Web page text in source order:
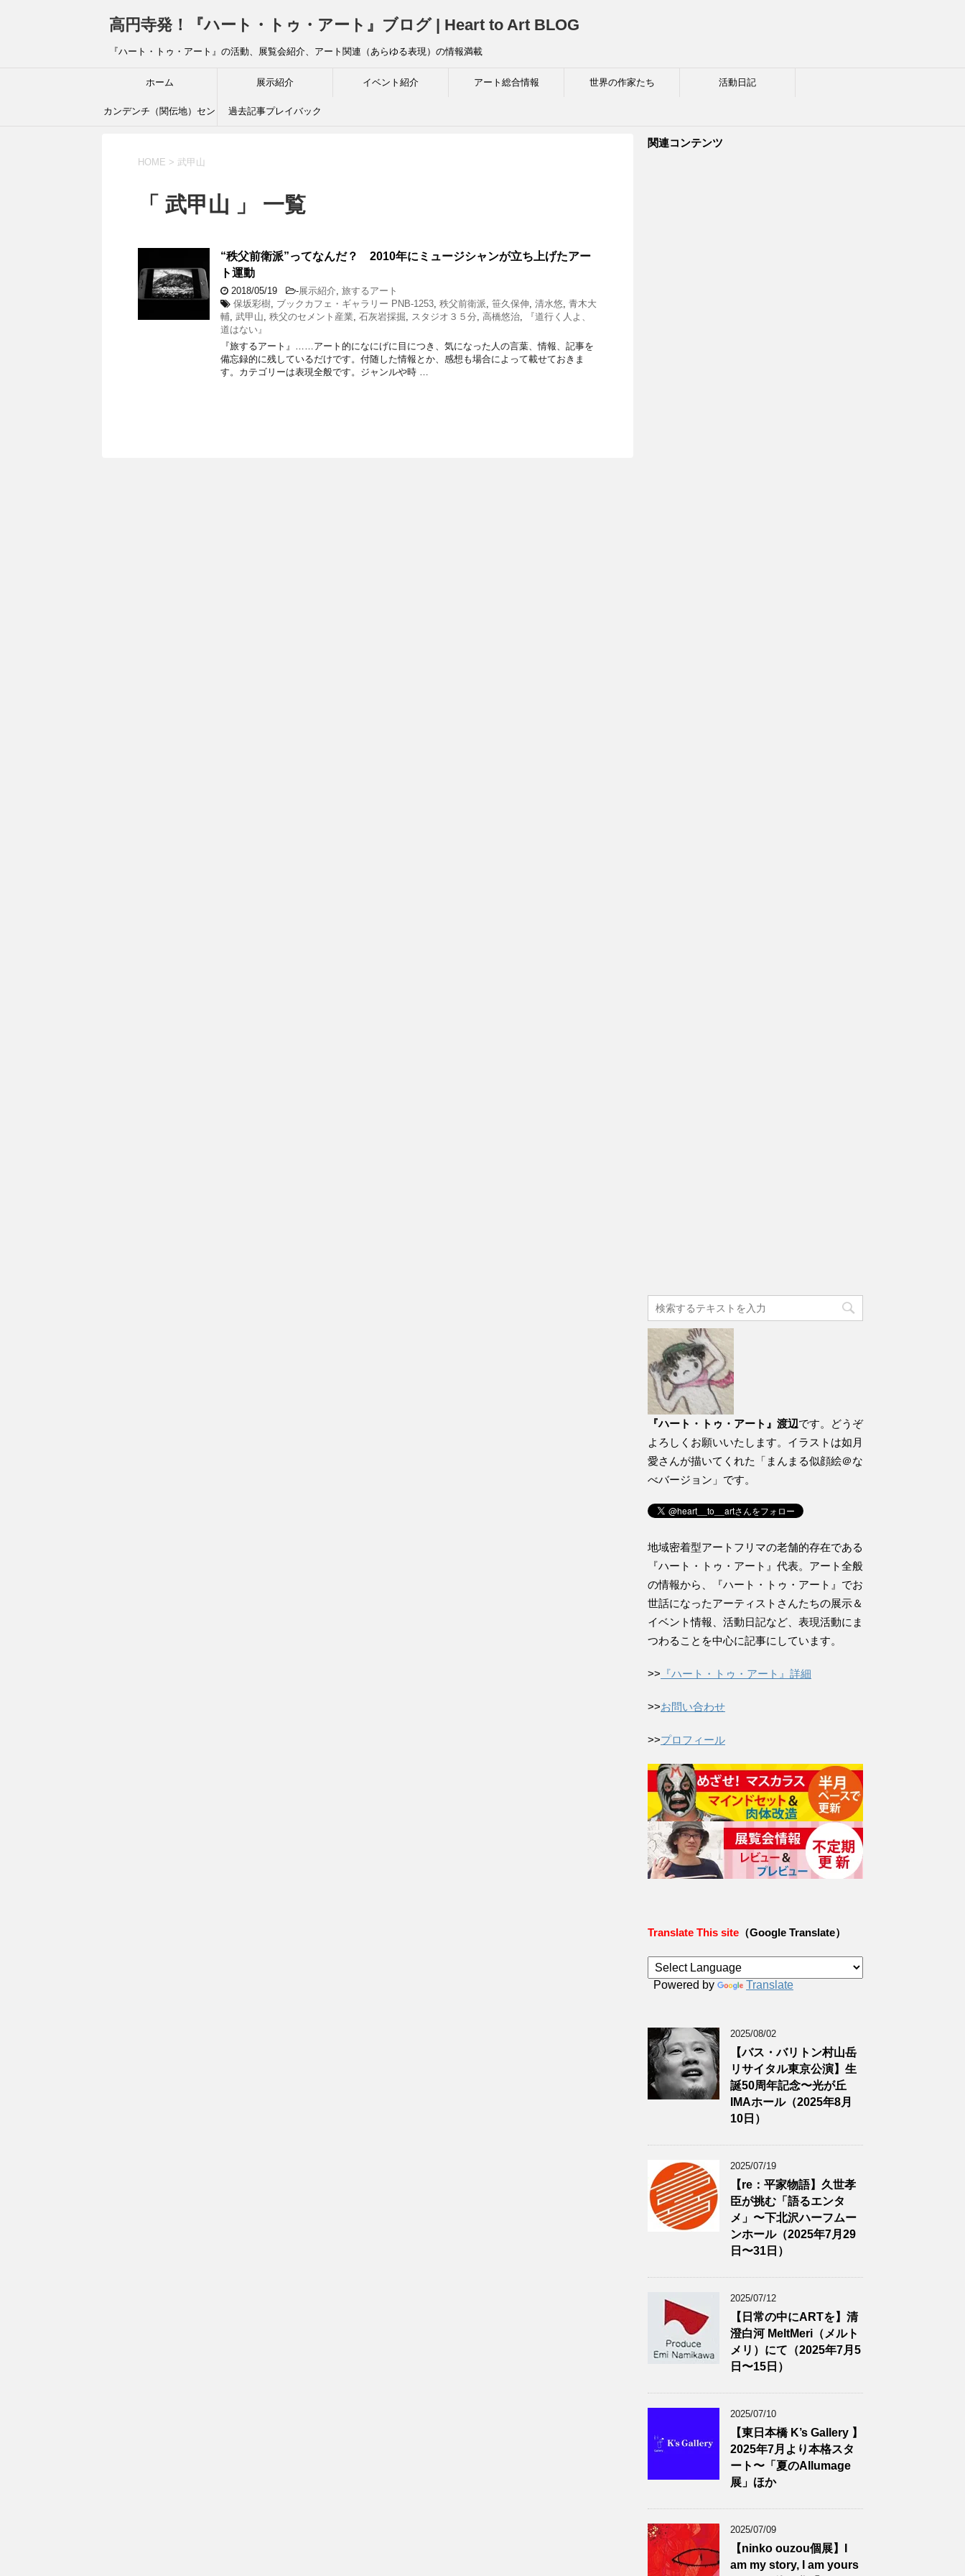
高円寺発！『ハート・トゥ・アート』ブログ | Heart to Art BLOG
『ハート・トゥ・アート』の活動、展覧会紹介、アート関連（あらゆる表現）の情報満載
ホーム 展示紹介 イベント紹介 アート総合情報 世界の作家たち 活動日記
カンデンチ（関伝地）セン 過去記事プレイバック
HOME > 武甲山
「 武甲山 」 一覧
“秩父前衛派”ってなんだ？ 2010年にミュージシャンが立ち上げたアー
ト運動
2018/05/19 -展示紹介, 旅するアート
保坂彩樹, ブックカフェ・ギャラリー PNB-1253, 秩父前衛派, 笹久保伸, 清水悠, 青木大
輔, 武甲山, 秩父のセメント産業, 石灰岩採掘, スタジオ３５分, 高橋悠治,
『道行く人よ、
道はない』
『旅するアート』……アート的になにげに目につき、気になった人の言葉、情報、記事を
備忘録的に残しているだけです。付随した情報とか、感想も場合によって載せておきま
す。カテゴリーは表現全般です。ジャンルや時 …
関連コンテンツ
『ハート・トゥ・アート』渡辺です。どうぞ
よろしくお願いいたします。イラストは如月
愛さんが描いてくれた「まんまる似顔絵＠な
べバージョン」です。
地域密着型アートフリマの老舗的存在である
『ハート・トゥ・アート』代表。アート全般
の情報から、『ハート・トゥ・アート』でお
世話になったアーティストさんたちの展示＆
イベント情報、活動日記など、表現活動にま
つわることを中心に記事にしています。
>> 『ハート・トゥ・アート』詳細
>>お問い合わせ
>>プロフィール
Translate This site （Google Translate）
Powered by Translate
2025/08/02
【バス・バリトン村山岳
リサイタル東京公演】生
誕50周年記念〜光が丘
IMAホール（2025年8月
10日）
2025/07/19
【re：平家物語】久世孝
臣が挑む「語るエンタ
メ」〜下北沢ハーフムー
ンホール（2025年7月29
日〜31日）
2025/07/12
【日常の中にARTを】清
澄白河 MeltMeri（メルト
メリ）にて（2025年7月5
日〜15日）
2025/07/10
【東日本橋 K’s Gallery 】
2025年7月より本格スタ
ート〜「夏のAllumage
展」ほか
2025/07/09
【ninko ouzou個展】I
am my story, I am yours